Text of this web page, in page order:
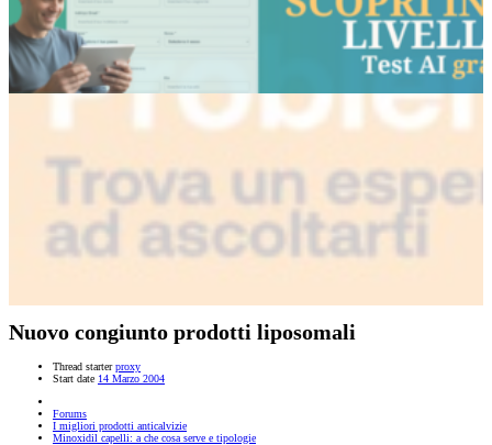
Nuovo congiunto prodotti liposomali
Thread starter proxy
Start date 14 Marzo 2004
Forums
I migliori prodotti anticalvizie
Minoxidil capelli: a che cosa serve e tipologie